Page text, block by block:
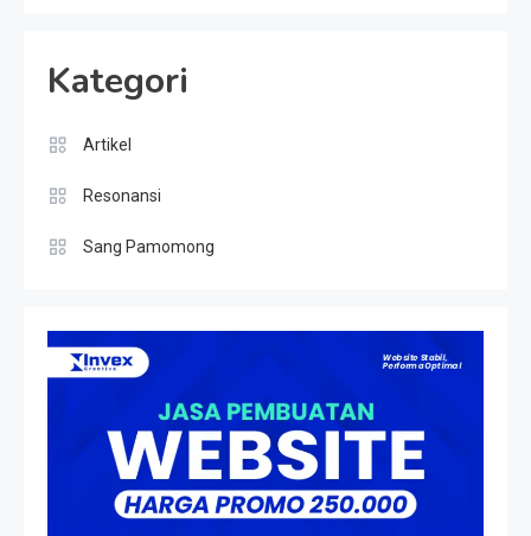
Kedempel: Saat Presiden
Gareng Lebih Sibuk Orasi
daripada Urus Nasi
Artikel
Menjaga Selendang Tetap
Paser Melawan Arus Zaman
Dulu Mengejar Deadline di
Atas Speedboat-nya, Kini Ia
Menjadi Nakhoda PPU
Artikel
HP Dopod U1000, Laptop Mini
yang Mendahului Zaman
Kategori
Artikel
Resonansi
Sang Pamomong